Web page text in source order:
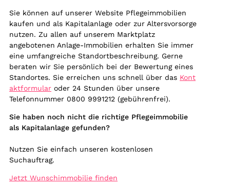
Sie können auf unserer Website Pflegeimmobilien
kaufen und als Kapitalanlage oder zur Altersvorsorge
nutzen. Zu allen auf unserem Marktplatz
angebotenen Anlage-Immobilien erhalten Sie immer
eine umfangreiche Standortbeschreibung. Gerne
beraten wir Sie persönlich bei der Bewertung eines
Standortes. Sie erreichen uns schnell über das Kont
aktformular oder 24 Stunden über unsere
Telefonnummer 0800 9991212 (gebührenfrei).
Sie haben noch nicht die richtige Pflegeimmobilie
als Kapitalanlage gefunden?
Nutzen Sie einfach unseren kostenlosen
Suchauftrag.
Jetzt Wunschimmobilie finden